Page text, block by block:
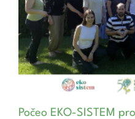
Počeo EKO-SISTEM